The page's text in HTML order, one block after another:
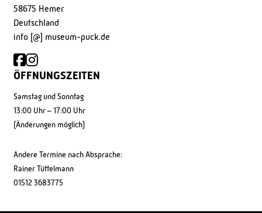
58675 Hemer
Deutschland
info [@] museum-puck.de
ÖFFNUNGSZEITEN
Samstag und Sonntag
13:00 Uhr – 17:00 Uhr
(Änderungen möglich)
Andere Termine nach Absprache:
Rainer Tüttelmann
01512 3683775